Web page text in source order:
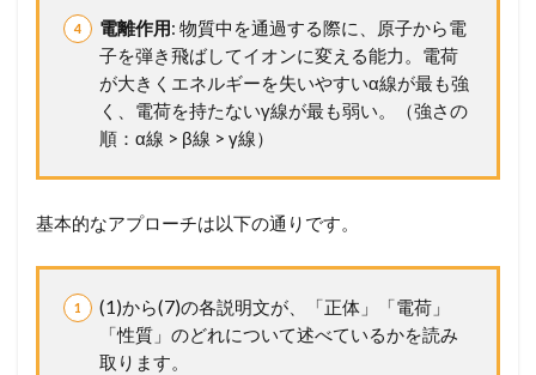
電離作用: 物質中を通過する際に、原子から電
子を弾き飛ばしてイオンに変える能力。電荷
が大きくエネルギーを失いやすいα線が最も強
く、電荷を持たないγ線が最も弱い。（強さの
順：α線 > β線 > γ線）
基本的なアプローチは以下の通りです。
(1)から(7)の各説明文が、「正体」「電荷」
「性質」のどれについて述べているかを読み
取ります。